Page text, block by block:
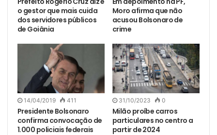
o gestor que mais cuida
dos servidores públicos
de Goiânia
Moro afirma que não
acusou Bolsonaro de
crime
14/04/2019 411
Presidente Bolsonaro
confirma convocação de
1.000 policiais federais
31/10/2023 0
Milão proíbe carros
particulares no centro a
partir de 2024